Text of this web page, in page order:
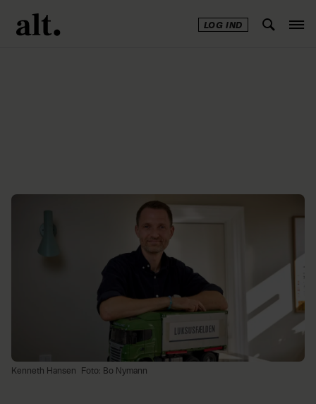
LOG IND
Kenneth Hansen Foto: Bo Nymann